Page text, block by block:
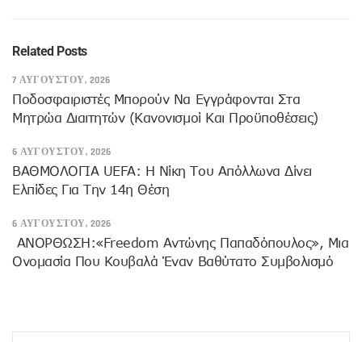
Related Posts
7 ΑΥΓΟΎΣΤΟΥ, 2026
Ποδοσφαιριστές Μπορούν Να Εγγράφονται Στα
Μητρώα Διαιτητών (κανονισμοί Και Προϋποθέσεις)
6 ΑΥΓΟΎΣΤΟΥ, 2026
ΒΑΘΜΟΛΟΓΙΑ UEFA: Η Νίκη Του Απόλλωνα Δίνει
Ελπίδες Για Την 14η Θέση
6 ΑΥΓΟΎΣΤΟΥ, 2026
ANOΡΘΩΣΗ:«Freedom Αντώνης Παπαδόπουλος», Μια
Ονομασία Που Κουβαλά Έναν Βαθύτατο Συμβολισμό